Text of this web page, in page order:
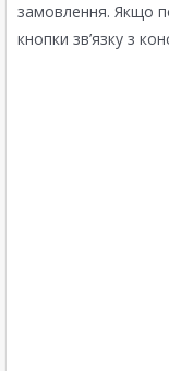
замовлення. Якщо
кнопки зв’язку з